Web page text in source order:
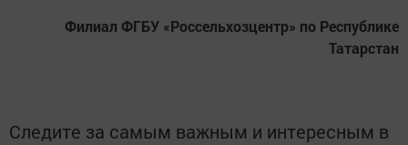
Филиал ФГБУ «Россельхозцентр» по Республике
Татарстан
Следите за самым важным и интересным в